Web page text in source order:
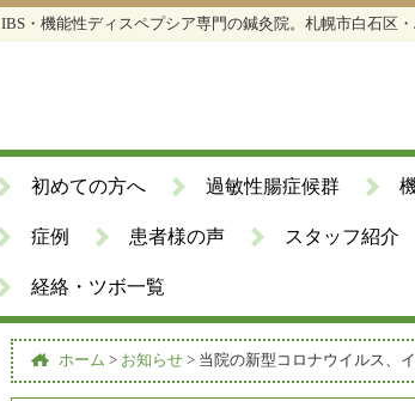
IBS・機能性ディスペプシア専門の鍼灸院。札幌市白石区
初めての方へ 過敏性腸症候群
症例 患者様の声 スタッフ紹介
経絡・ツボ一覧
ホーム > お知らせ > 当院の新型コロナウイルス、